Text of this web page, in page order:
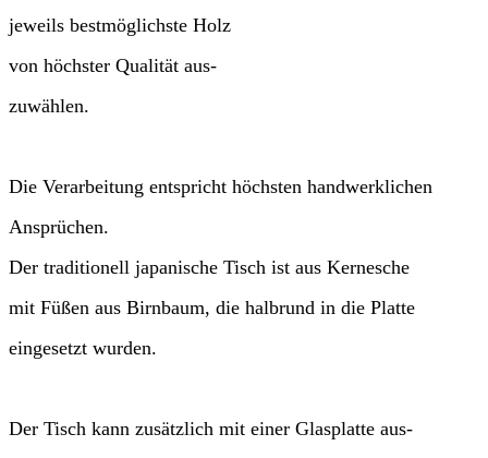
jeweils bestmöglichste Holz
von höchster Qualität aus-
zuwählen.
Die Verarbeitung entspricht höchsten handwerklichen
Ansprüchen.
Der traditionell japanische Tisch ist aus Kernesche
mit Füßen aus Birnbaum, die halbrund in die Platte
eingesetzt wurden.
Der Tisch kann zusätzlich mit einer Glasplatte aus-